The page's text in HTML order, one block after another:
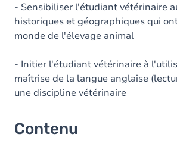
- Sensibiliser l'étudiant vétérinaire
historiques et géographiques qui
monde de l'élevage animal
- Initier l'étudiant vétérinaire à
maîtrise de la langue anglaise
une discipline vétérinaire
Contenu